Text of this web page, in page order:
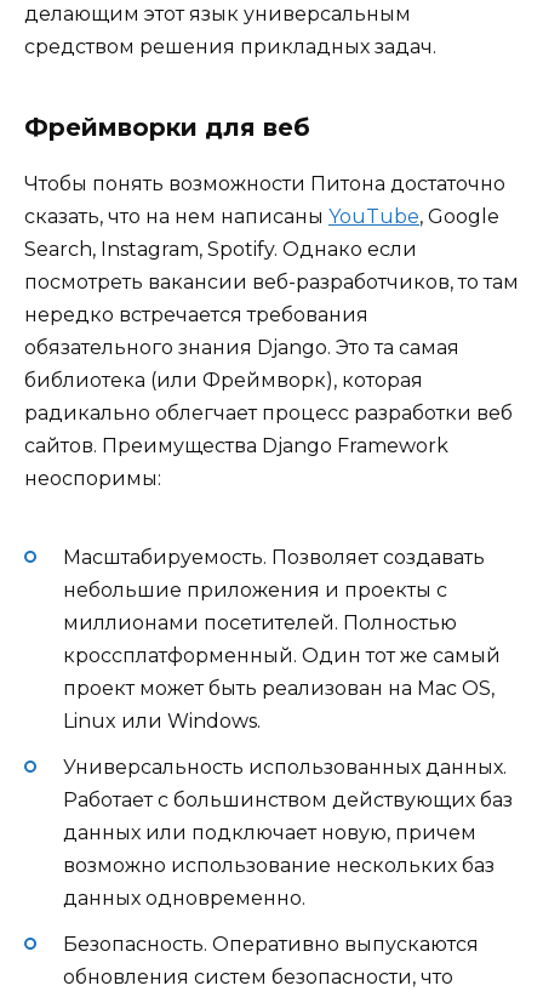
делающим этот язык универсальным
средством решения прикладных задач.
Фреймворки для веб
Чтобы понять возможности Питона достаточно
сказать, что на нем написаны YouTube, Google
Search, Instagram, Spotify. Однако если
посмотреть вакансии веб-разработчиков, то там
нередко встречается требования
обязательного знания Django. Это та самая
библиотека (или Фреймворк), которая
радикально облегчает процесс разработки веб
сайтов. Преимущества Django Framework
неоспоримы:
Масштабируемость. Позволяет создавать
небольшие приложения и проекты с
миллионами посетителей. Полностью
кроссплатформенный. Один тот же самый
проект может быть реализован на Mac OS,
Linux или Windows.
Универсальность использованных данных.
Работает с большинством действующих баз
данных или подключает новую, причем
возможно использование нескольких баз
данных одновременно.
Безопасность. Оперативно выпускаются
обновления систем безопасности, что